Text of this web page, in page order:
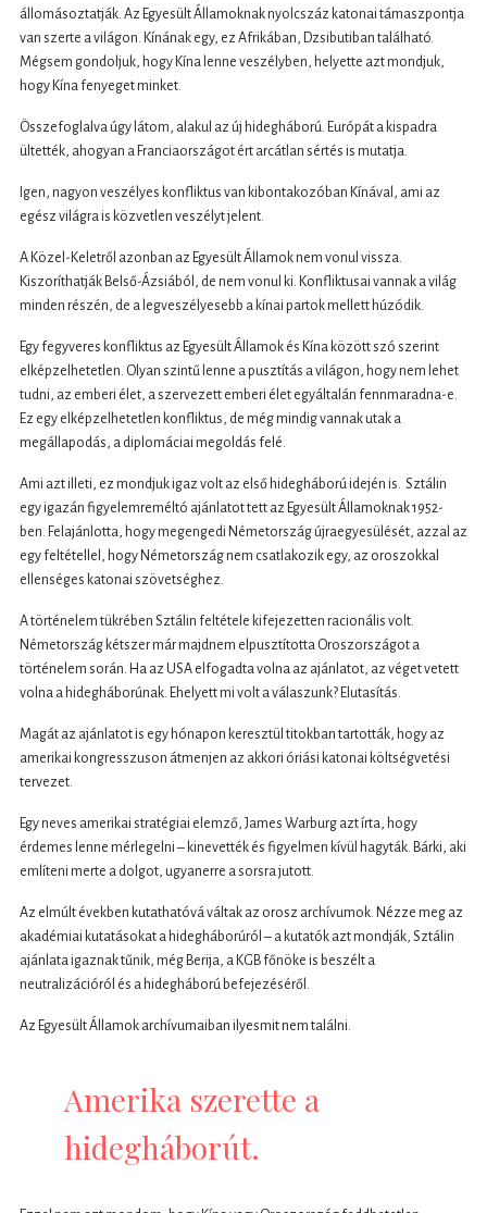
állomásoztatják. Az Egyesült Államoknak nyolcszáz katonai támaszpontja
van szerte a világon. Kínának egy, ez Afrikában, Dzsibutiban található.
Mégsem gondoljuk, hogy Kína lenne veszélyben, helyette azt mondjuk,
hogy Kína fenyeget minket.
Összefoglalva úgy látom, alakul az új hidegháború. Európát a kispadra
ültették, ahogyan a Franciaországot ért arcátlan sértés is mutatja.
Igen, nagyon veszélyes konfliktus van kibontakozóban Kínával, ami az
egész világra is közvetlen veszélyt jelent.
A Közel-Keletről azonban az Egyesült Államok nem vonul vissza.
Kiszoríthatják Belső-Ázsiából, de nem vonul ki. Konfliktusai vannak a világ
minden részén, de a legveszélyesebb a kínai partok mellett húzódik.
Egy fegyveres konfliktus az Egyesült Államok és Kína között szó szerint
elképzelhetetlen. Olyan szintű lenne a pusztítás a világon, hogy nem lehet
tudni, az emberi élet, a szervezett emberi élet egyáltalán fennmaradna-e.
Ez egy elképzelhetetlen konfliktus, de még mindig vannak utak a
megállapodás, a diplomáciai megoldás felé.
Ami azt illeti, ez mondjuk igaz volt az első hidegháború idején is. Sztálin
egy igazán figyelemreméltó ajánlatot tett az Egyesült Államoknak 1952-
ben. Felajánlotta, hogy megengedi Németország újraegyesülését, azzal az
egy feltétellel, hogy Németország nem csatlakozik egy, az oroszokkal
ellenséges katonai szövetséghez.
A történelem tükrében Sztálin feltétele kifejezetten racionális volt.
Németország kétszer már majdnem elpusztította Oroszországot a
történelem során. Ha az USA elfogadta volna az ajánlatot, az véget vetett
volna a hidegháborúnak. Ehelyett mi volt a válaszunk? Elutasítás.
Magát az ajánlatot is egy hónapon keresztül titokban tartották, hogy az
amerikai kongresszuson átmenjen az akkori óriási katonai költségvetési
tervezet.
Egy neves amerikai stratégiai elemző, James Warburg azt írta, hogy
érdemes lenne mérlegelni – kinevették és figyelmen kívül hagyták. Bárki, aki
említeni merte a dolgot, ugyanerre a sorsra jutott.
Az elmúlt években kutathatóvá váltak az orosz archívumok. Nézze meg az
akadémiai kutatásokat a hidegháborúról – a kutatók azt mondják, Sztálin
ajánlata igaznak tűnik, még Berija, a KGB főnöke is beszélt a
neutralizációról és a hidegháború befejezéséről.
Az Egyesült Államok archívumaiban ilyesmit nem találni.
Amerika szerette a
hidegháborút.